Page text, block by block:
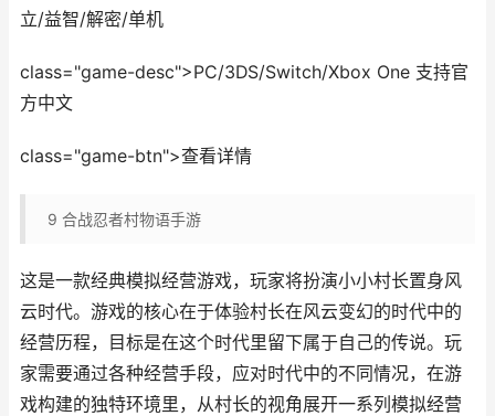
立/益智/解密/单机
class="game-desc">PC/3DS/Switch/Xbox One 支持官
方中文
class="game-btn">查看详情
9 合战忍者村物语手游
这是一款经典模拟经营游戏，玩家将扮演小小村长置身风
云时代。游戏的核心在于体验村长在风云变幻的时代中的
经营历程，目标是在这个时代里留下属于自己的传说。玩
家需要通过各种经营手段，应对时代中的不同情况，在游
戏构建的独特环境里，从村长的视角展开一系列模拟经营